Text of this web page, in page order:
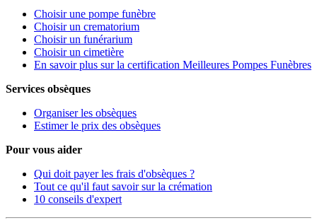
Choisir une pompe funèbre
Choisir un crematorium
Choisir un funérarium
Choisir un cimetière
En savoir plus sur la certification Meilleures Pompes Funèbres
Services obsèques
Organiser les obsèques
Estimer le prix des obsèques
Pour vous aider
Qui doit payer les frais d'obsèques ?
Tout ce qu'il faut savoir sur la crémation
10 conseils d'expert